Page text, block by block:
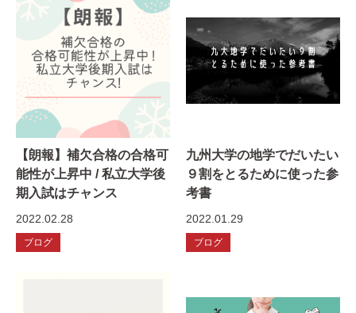
【朗報】補欠合格の合格可
能性が上昇中 / 私立大学後
期入試はチャンス
2022.02.28
ブログ
九州大学の地学でだいたい
９割をとるために使った参
考書
2022.01.29
ブログ